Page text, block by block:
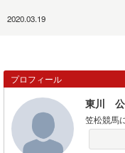
2020.03.19
プロフィール
東川 公
笠松競馬